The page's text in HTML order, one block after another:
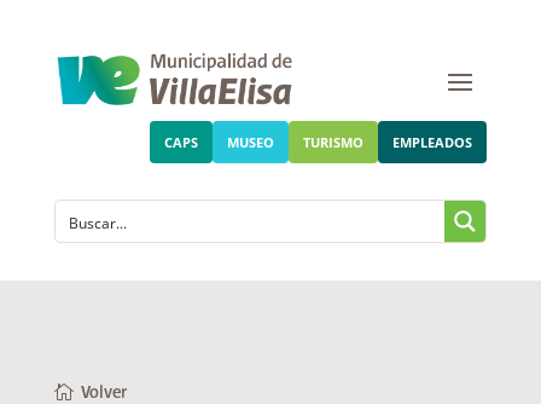
CAPS MUSEO TURISMO EMPLEADOS
Volver